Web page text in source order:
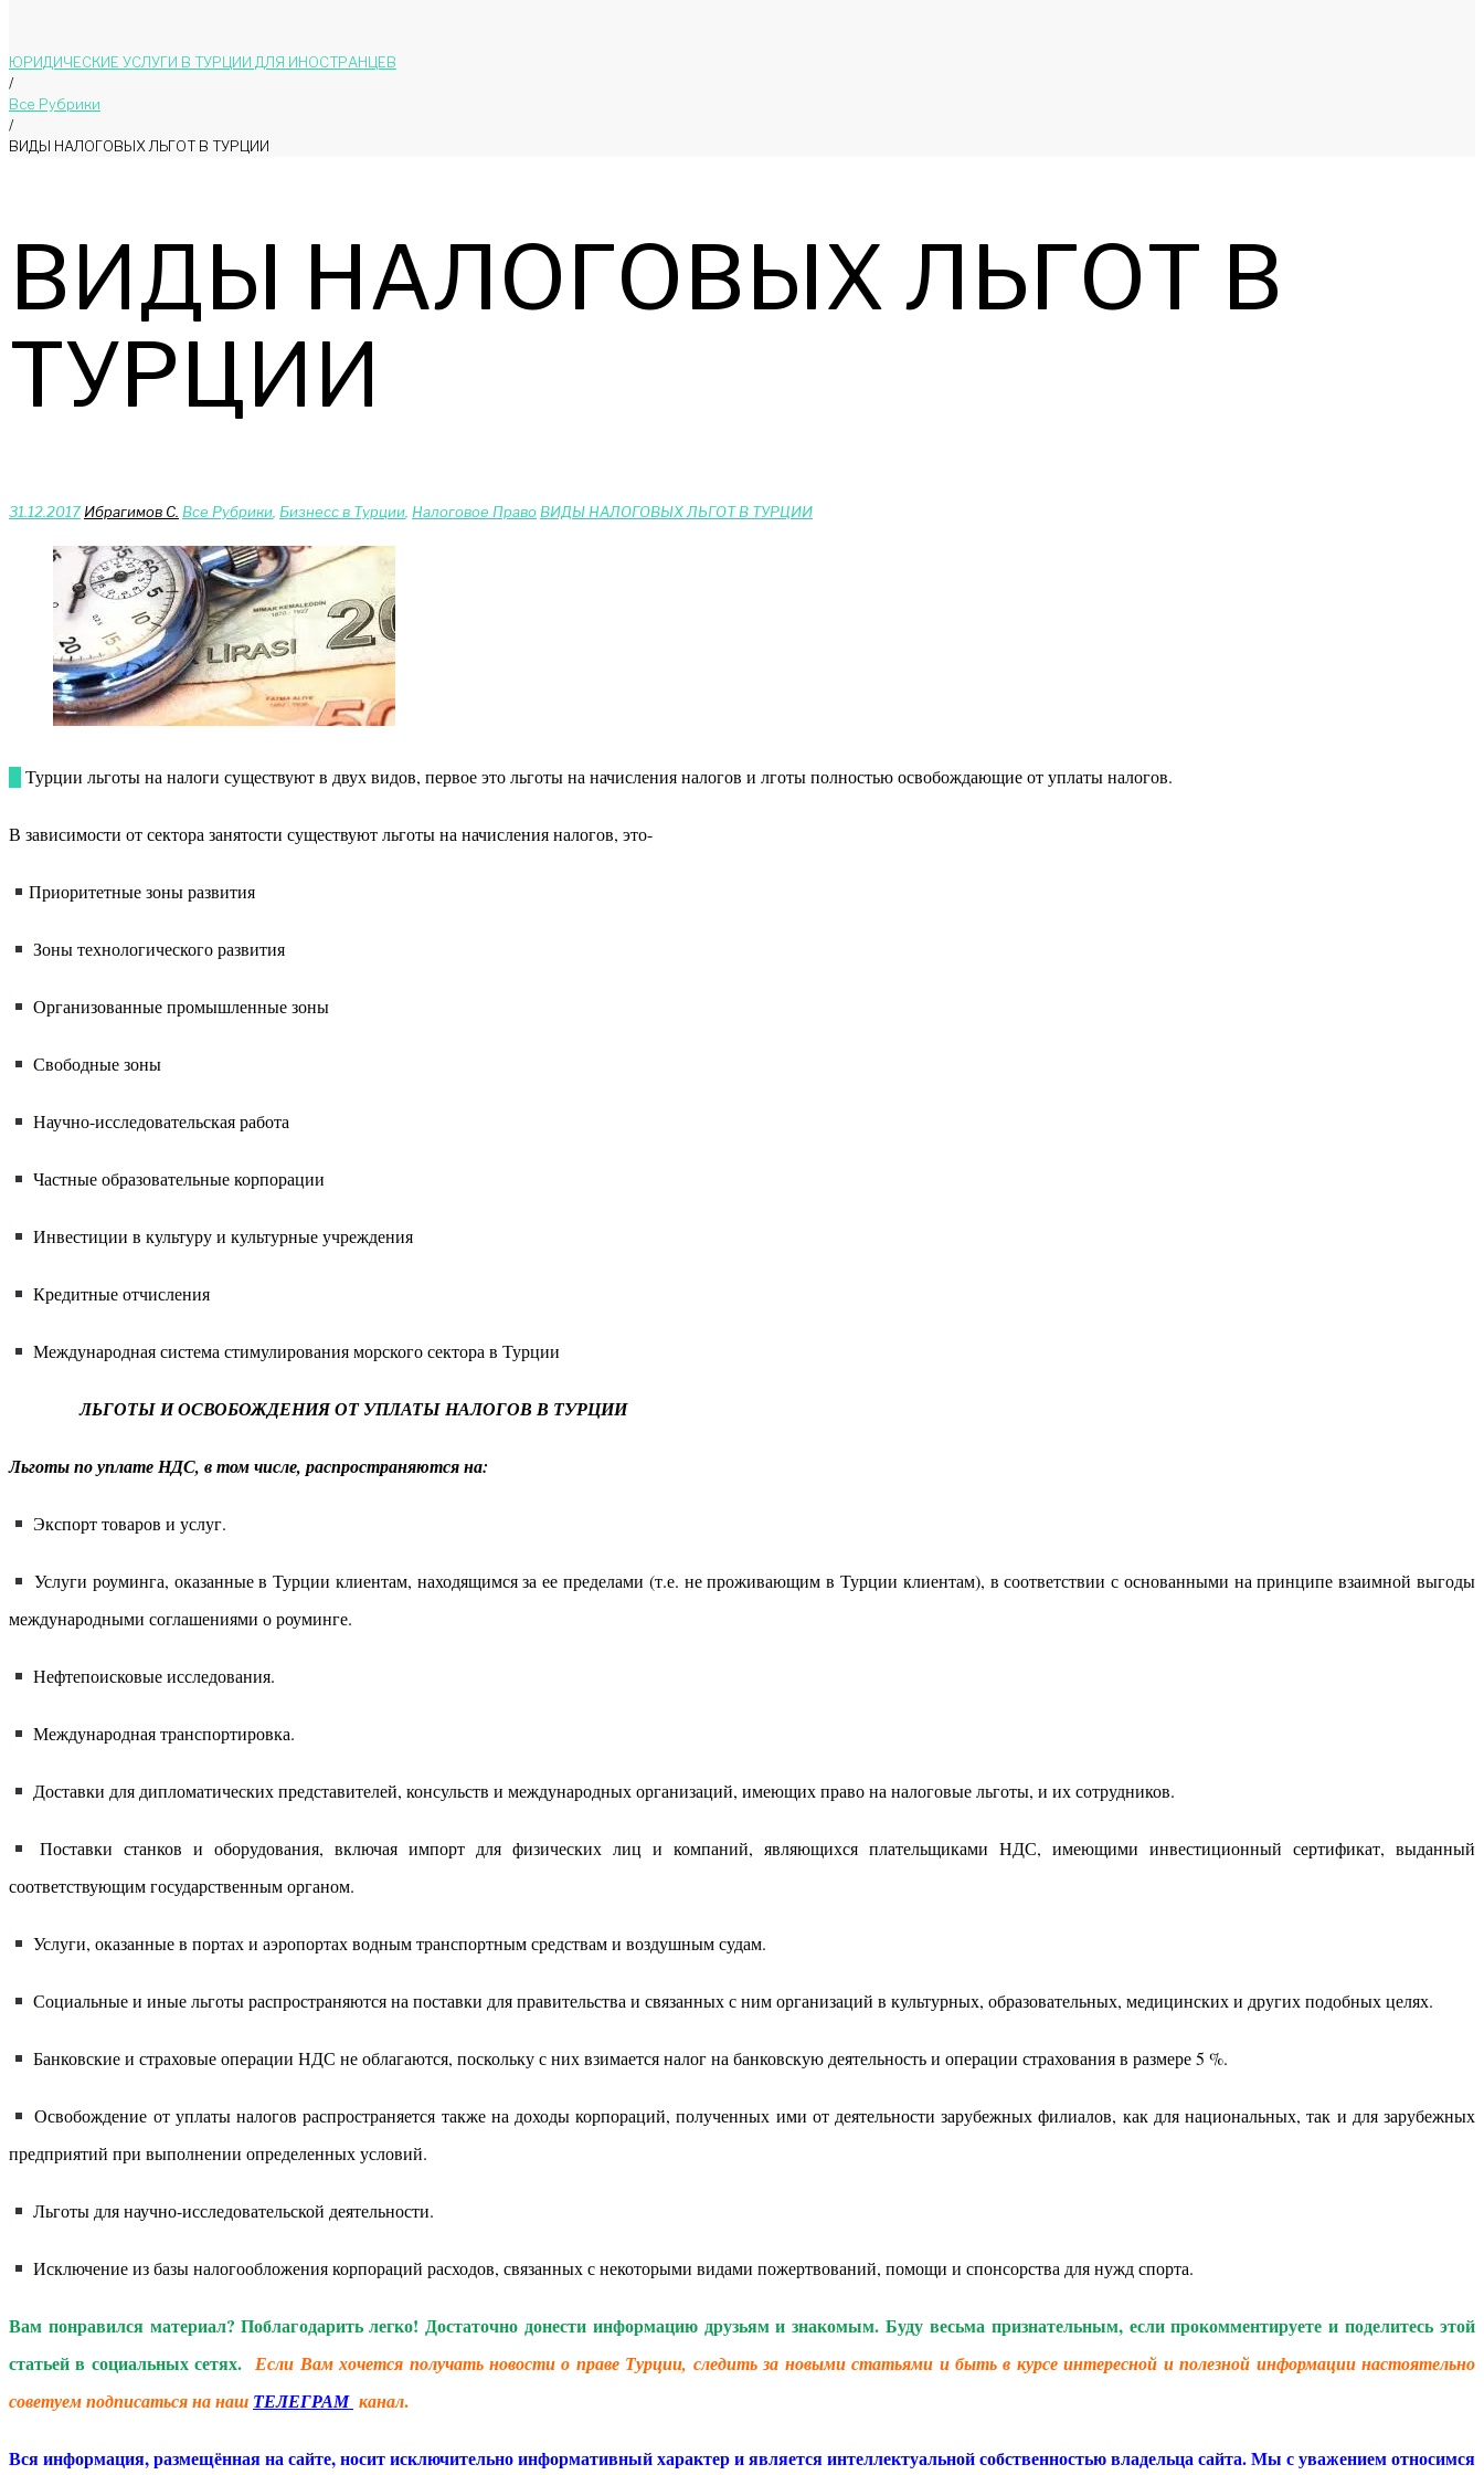
ЮРИДИЧЕСКИЕ УСЛУГИ В ТУРЦИИ ДЛЯ ИНОСТРАНЦЕВ
/
Bce Pyбрики
/
ВИДЫ НАЛОГОВЫХ ЛЬГОТ В ТУРЦИИ
ВИДЫ НАЛОГОВЫХ ЛЬГОТ В
ТУРЦИИ
31.12.2017 Ибрагимов С. Bce Pyбрики, Бизнесс в Турции, Налоговое ПравоВИДЫ НАЛОГОВЫХ ЛЬГОТ В ТУРЦИИ
В Турции льготы на налоги существуют в двух видов, первое это льготы на начисления налогов и лготы полностью освобождающие от уплаты налогов.
В зависимости от сектора занятости существуют льготы на начисления налогов, это-
Приоритетные зоны развития
Зоны технологического развития
Организованные промышленные зоны
Свободные зоны
Научно-исследовательская работа
Частные образовательные корпорации
Инвестиции в культуру и культурные учреждения
Кредитные отчисления
Международная система стимулирования морского сектора в Турции
ЛЬГОТЫ И ОСВОБОЖДЕНИЯ ОТ УПЛАТЫ НАЛОГОВ В ТУРЦИИ
Льготы по уплате НДС, в том числе, распространяются на:
Экспорт товаров и услуг.
Услуги роуминга, оказанные в Турции клиентам, находящимся за ее пределами (т.е. не проживающим в Турции клиентам), в соответствии с основанными на принципе взаимной выгоды
международными соглашениями о роуминге.
Нефтепоисковые исследования.
Международная транспортировка.
Доставки для дипломатических представителей, консульств и международных организаций, имеющих право на налоговые льготы, и их сотрудников.
Поставки станков и оборудования, включая импорт для физических лиц и компаний, являющихся плательщиками НДС, имеющими инвестиционный сертификат, выданный
соответствующим государственным органом.
Услуги, оказанные в портах и аэропортах водным транспортным средствам и воздушным судам.
Социальные и иные льготы распространяются на поставки для правительства и связанных с ним организаций в культурных, образовательных, медицинских и других подобных целях.
Банковские и страховые операции НДС не облагаются, поскольку с них взимается налог на банковскую деятельность и операции страхования в размере 5 %.
Освобождение от уплаты налогов распространяется также на доходы корпораций, полученных ими от деятельности зарубежных филиалов, как для национальных, так и для зарубежных
предприятий при выполнении определенных условий.
Льготы для научно-исследовательской деятельности.
Исключение из базы налогообложения корпораций расходов, связанных с некоторыми видами пожертвований, помощи и спонсорства для нужд спорта.
Вам понравился материал? Поблагодарить легко! Достаточно донести информацию друзьям и знакомым. Буду весьма признательным, если прокомментируете и поделитесь этой
статьей в социальных сетях. Если Вам хочется получать новости о праве Турции, следить за новыми статьями и быть в курсе интересной и полезной информации настоятельно
советуем подписаться на наш ТЕЛЕГРАМ канал.
Вся информация, размещённая на сайте, носит исключительно информативный характер и является интеллектуальной собственностью владельца сайта. Мы с уважением относимся